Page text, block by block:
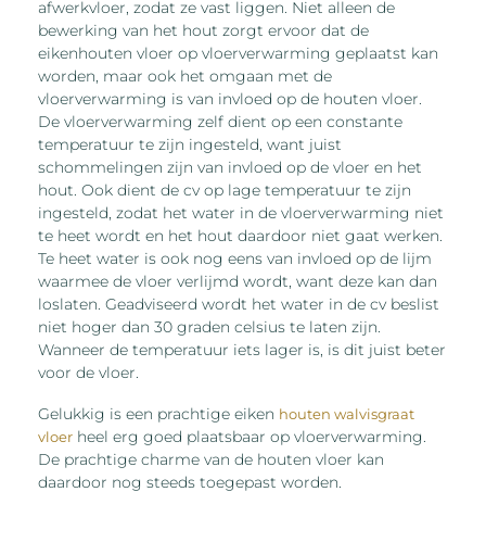
afwerkvloer, zodat ze vast liggen. Niet alleen de
bewerking van het hout zorgt ervoor dat de
eikenhouten vloer op vloerverwarming geplaatst kan
worden, maar ook het omgaan met de
vloerverwarming is van invloed op de houten vloer.
De vloerverwarming zelf dient op een constante
temperatuur te zijn ingesteld, want juist
schommelingen zijn van invloed op de vloer en het
hout. Ook dient de cv op lage temperatuur te zijn
ingesteld, zodat het water in de vloerverwarming niet
te heet wordt en het hout daardoor niet gaat werken.
Te heet water is ook nog eens van invloed op de lijm
waarmee de vloer verlijmd wordt, want deze kan dan
loslaten. Geadviseerd wordt het water in de cv beslist
niet hoger dan 30 graden celsius te laten zijn.
Wanneer de temperatuur iets lager is, is dit juist beter
voor de vloer.
Gelukkig is een prachtige eiken houten walvisgraat
vloer heel erg goed plaatsbaar op vloerverwarming.
De prachtige charme van de houten vloer kan
daardoor nog steeds toegepast worden.